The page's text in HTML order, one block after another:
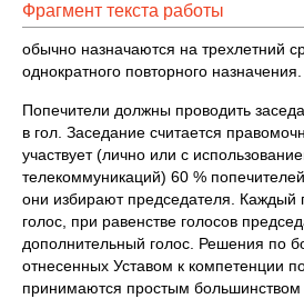
Фрагмент текста работы
обычно назначаются на трехлетний
однократного повторного назначения.
Попечители должны проводить
в гол. Заседание считается
участвует (лично или с
телекоммуникаций) 60 %
они избирают председателя. Каждый
голос, при равенстве голосов
дополнительный голос. Решения по
отнесенных Уставом к компетенции
принимаются простым большинством